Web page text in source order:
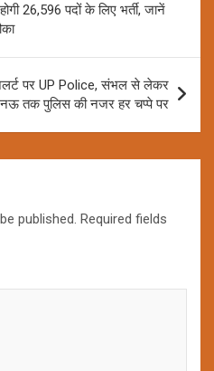
26,596 पदों के लिए भर्ती, जानें
पर UP Police, संभल से लेकर
तक पुलिस की नजर हर चप्पे पर
published. Required fields